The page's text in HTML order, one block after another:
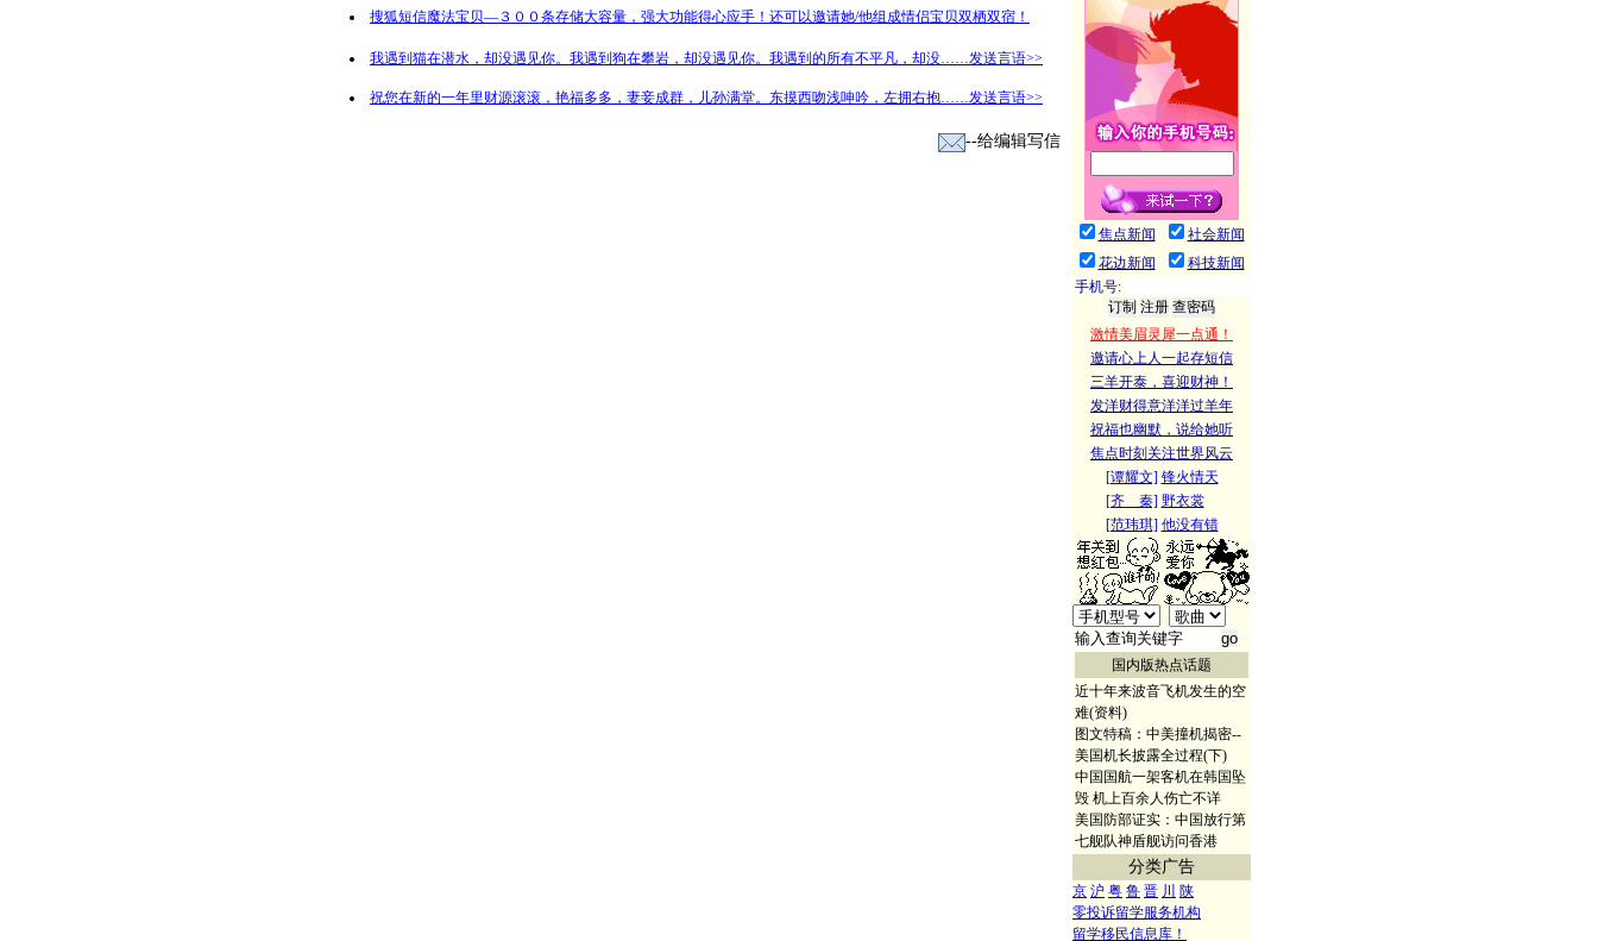
搜狐短信魔法宝贝—３００条存储大容量，强大功能得心应手！还可以邀请她/他组成情侣宝贝双栖双宿！
我遇到猫在潜水，却没遇见你。我遇到狗在攀岩，却没遇见你。我遇到的所有不平凡，却没……发送言语>>
祝您在新的一年里财源滚滚，艳福多多，妻妾成群，儿孙满堂。东摸西吻浅呻吟，左拥右抱……发送言语>>
--给编辑写信
焦点新闻
社会新闻
花边新闻
科技新闻
手机号:
激情美眉灵犀一点通！
邀请心上人一起存短信
三羊开泰，喜迎财神！
发洋财得意洋洋过羊年
祝福也幽默，说给她听
焦点时刻关注世界风云
[谭耀文] 锋火情天
[齐 秦] 野衣裳
[范玮琪] 他没有错
国内版热点话题
近十年来波音飞机发生的空
难(资料)
图文特稿：中美撞机揭密--
美国机长披露全过程(下)
中国国航一架客机在韩国坠
毁 机上百余人伤亡不详
美国防部证实：中国放行第
七舰队神盾舰访问香港
分类广告
京 沪 粤 鲁 晋 川
陕
零投诉留学服务机构
留学移民信息库！